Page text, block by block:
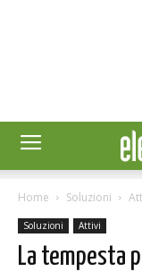
Home Soluzioni
Soluzioni Attivi
La tempesta